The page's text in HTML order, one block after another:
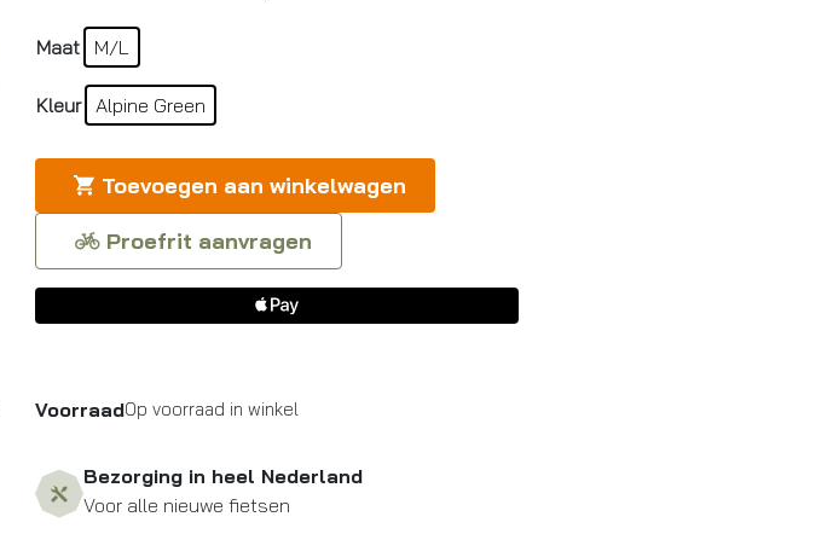
Maat M/L
Kleur Alpine Green
Toevoegen aan winkelwagen
Proefrit aanvragen
VoorraadOp voorraad in winkel
Bezorging in heel Nederland
Voor alle nieuwe fietsen